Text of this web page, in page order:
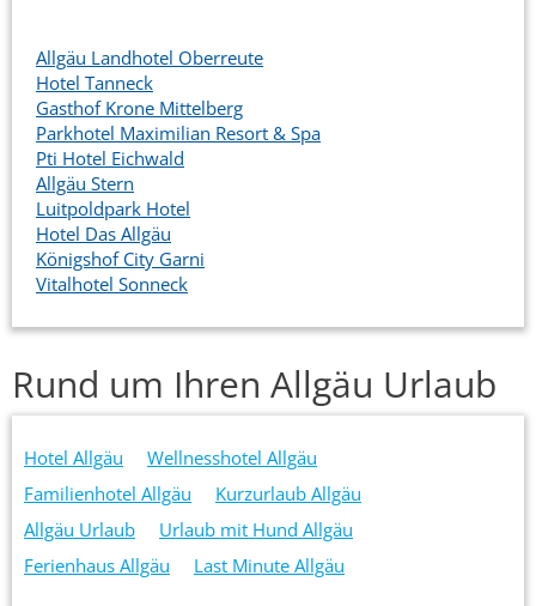
Allgäu Landhotel Oberreute
Hotel Tanneck
Gasthof Krone Mittelberg
Parkhotel Maximilian Resort & Spa
Pti Hotel Eichwald
Allgäu Stern
Luitpoldpark Hotel
Hotel Das Allgäu
Königshof City Garni
Vitalhotel Sonneck
Rund um Ihren Allgäu Urlaub
Hotel Allgäu
Wellnesshotel Allgäu
Familienhotel Allgäu
Kurzurlaub Allgäu
Allgäu Urlaub
Urlaub mit Hund Allgäu
Ferienhaus Allgäu
Last Minute Allgäu